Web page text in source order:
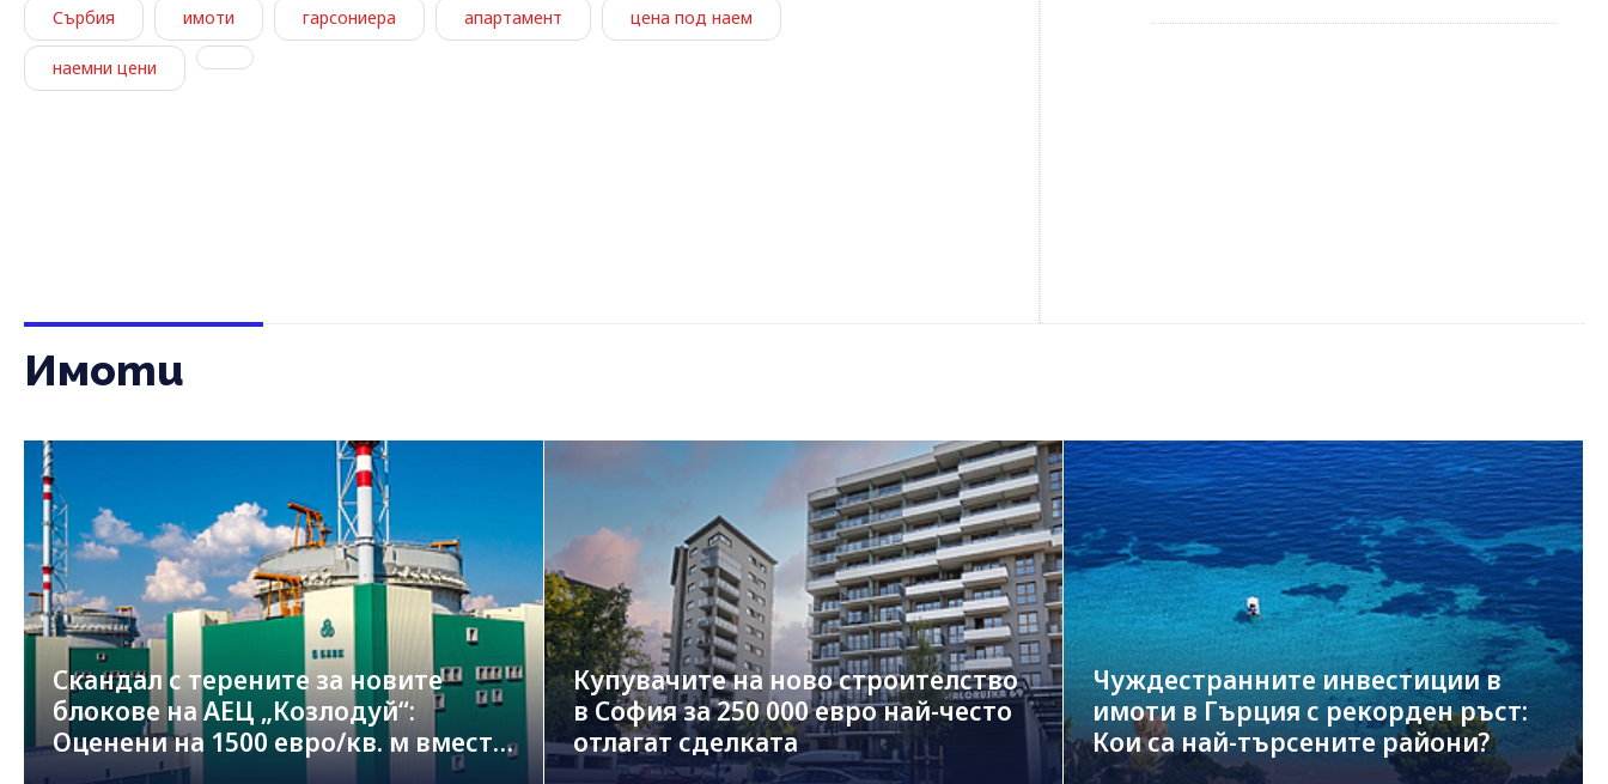
Сърбия имоти гарсониера апартамент цена под наем
наемни цени
Имоти
Скандал с терените за новите
блокове на АЕЦ „Козлодуй“:
Оценени на 1500 евро/кв. м вместо
на 143 евро/кв. м
Купувачите на ново строителство
в София за 250 000 евро най-често
отлагат сделката
Чуждестранните инвестиции в
имоти в Гърция с рекорден ръст:
Кои са най-търсените райони?